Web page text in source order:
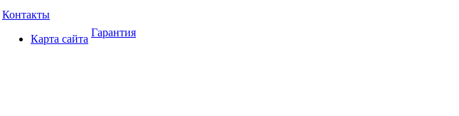
Контакты
Карта сайта
Гарантия